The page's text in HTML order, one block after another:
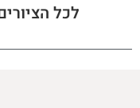
לכל